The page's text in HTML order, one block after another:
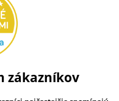
zákazníkov